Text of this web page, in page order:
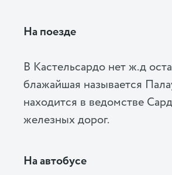
На поезде
В Кастельсардо нет ж.д
блажайшая называется
находится в ведомстве
железных дорог.
На автобусе